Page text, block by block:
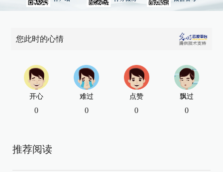
您此时的心情
开心
0
难过
0
点赞
0
飘过
0
推荐阅读